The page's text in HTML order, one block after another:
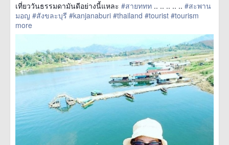
เที่ยว​วัน​ธรรมดา​มัน​ดี​อย่างนี้​แหละ​ #สายททท .. .. .. .. .. #สะพาน
มอญ #สังขละบุรี #kanjanaburi #thailand #tourist #tourism
more